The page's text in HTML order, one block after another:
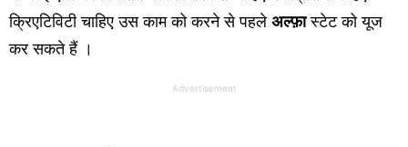
क्रिएटिविटी चाहिए उस काम को करने से पहले अल्फ़ास्टेट को यूज
कर सकते हैं ।
Advertisement